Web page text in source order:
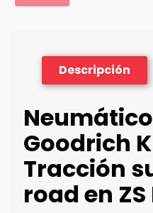
Descripción
Neumático
Goodrich
Tracción
road en